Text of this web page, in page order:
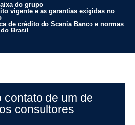
do grupo
vigente e as garantias exigidas no
de crédito do Scania Banco e normas
Brasil
contato de um de
consultores